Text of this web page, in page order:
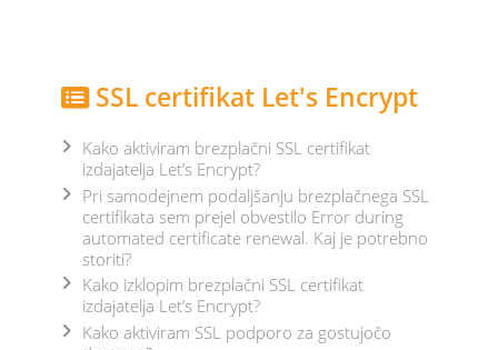
SSL certifikat Let's Encrypt
Kako aktiviram brezplačni SSL certifikat
izdajatelja Let’s Encrypt?
Pri samodejnem podaljšanju brezplačnega SSL
certifikata sem prejel obvestilo Error during
automated certificate renewal. Kaj je potrebno
storiti?
Kako izklopim brezplačni SSL certifikat
izdajatelja Let’s Encrypt?
Kako aktiviram SSL podporo za gostujočo